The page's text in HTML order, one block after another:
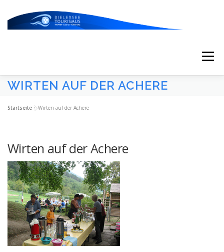
Menü
ESSEN/TRINKEN/SCHLAFEN
ÜBER UNS
WIRTEN AUF DER ACHERE
Startseite »Wirten auf der Achere
Wirten auf der Achere